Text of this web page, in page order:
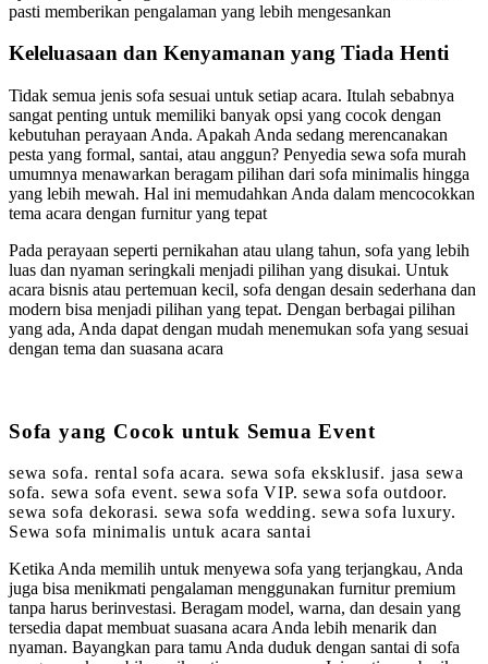
pasti memberikan pengalaman yang lebih mengesankan
Keleluasaan dan Kenyamanan yang Tiada Henti
Tidak semua jenis sofa sesuai untuk setiap acara. Itulah sebabnya
sangat penting untuk memiliki banyak opsi yang cocok dengan
kebutuhan perayaan Anda. Apakah Anda sedang merencanakan
pesta yang formal, santai, atau anggun? Penyedia sewa sofa murah
umumnya menawarkan beragam pilihan dari sofa minimalis hingga
yang lebih mewah. Hal ini memudahkan Anda dalam mencocokkan
tema acara dengan furnitur yang tepat
Pada perayaan seperti pernikahan atau ulang tahun, sofa yang lebih
luas dan nyaman seringkali menjadi pilihan yang disukai. Untuk
acara bisnis atau pertemuan kecil, sofa dengan desain sederhana dan
modern bisa menjadi pilihan yang tepat. Dengan berbagai pilihan
yang ada, Anda dapat dengan mudah menemukan sofa yang sesuai
dengan tema dan suasana acara
Sofa yang Cocok untuk Semua Event
sewa sofa. rental sofa acara. sewa sofa eksklusif. jasa sewa
sofa. sewa sofa event. sewa sofa VIP. sewa sofa outdoor.
sewa sofa dekorasi. sewa sofa wedding. sewa sofa luxury.
Sewa sofa minimalis untuk acara santai
Ketika Anda memilih untuk menyewa sofa yang terjangkau, Anda
juga bisa menikmati pengalaman menggunakan furnitur premium
tanpa harus berinvestasi. Beragam model, warna, dan desain yang
tersedia dapat membuat suasana acara Anda lebih menarik dan
nyaman. Bayangkan para tamu Anda duduk dengan santai di sofa